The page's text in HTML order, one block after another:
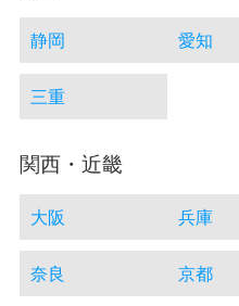
静岡 愛知
三重
関西・近畿
大阪 兵庫
奈良 京都